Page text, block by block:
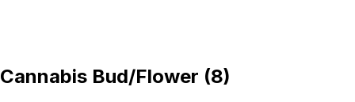
Cannabis Bud/Flower (8)